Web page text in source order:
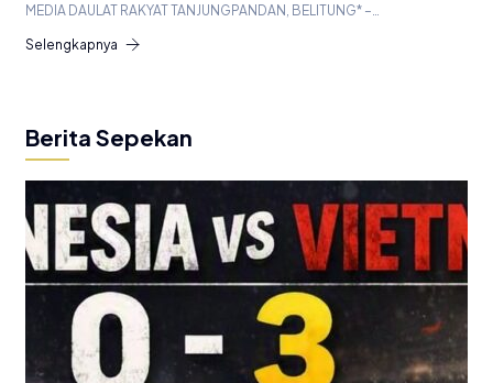
MEDIA DAULAT RAKYAT TANJUNGPANDAN, BELITUNG* –…
Selengkapnya
Berita Sepekan